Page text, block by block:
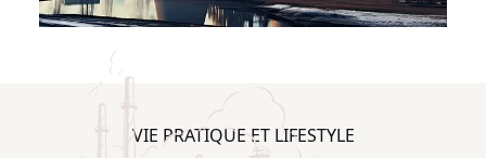
VIE PRATIQUE ET LIFESTYLE